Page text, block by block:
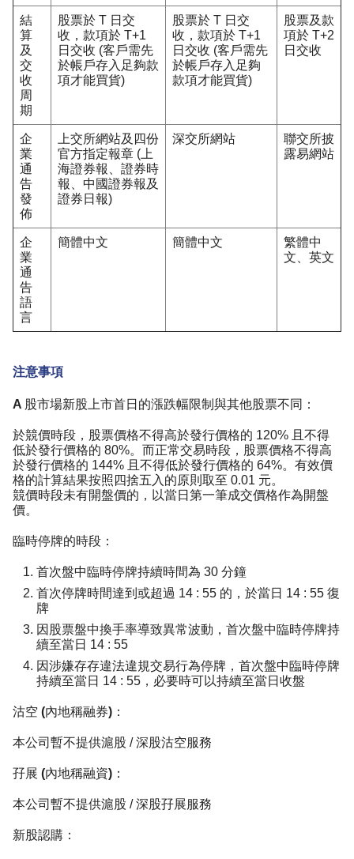
結
算
及
交
收
周
期
股票於 T 日交
收，款項於 T+1
日交收 (客戶需先
於帳戶存入足夠款
項才能買貨)
股票於 T 日交
收，款項於 T+1
日交收 (客戶需先
於帳戶存入足夠
款項才能買貨)
股票及款
項於 T+2
日交收
企
業
通
告
發
佈
上交所網站及四份
官方指定報章 (上
海證券報、證券時
報、中國證券報及
證券日報)
深交所網站
聯交所披
露易網站
企
業
通
告
語
言
簡體中文 簡體中文
繁體中
文、英文
注意事項
A 股市場新股上市首日的漲跌幅限制與其他股票不同：
於競價時段，股票價格不得高於發行價格的 120% 且不得
低於發行價格的 80%。而正常交易時段，股票價格不得高
於發行價格的 144% 且不得低於發行價格的 64%。有效價
格的計算結果按照四捨五入的原則取至 0.01 元。
競價時段未有開盤價的，以當日第一筆成交價格作為開盤
價。
臨時停牌的時段：
首次盤中臨時停牌持續時間為 30 分鐘
首次停牌時間達到或超過 14 : 55 的，於當日 14 : 55 復
牌
因股票盤中換手率導致異常波動，首次盤中臨時停牌持
續至當日 14 : 55
因涉嫌存存違法違規交易行為停牌，首次盤中臨時停牌
持續至當日 14 : 55，必要時可以持續至當日收盤
沽空 (內地稱融券)：
本公司暫不提供滬股 / 深股沽空服務
孖展 (內地稱融資)：
本公司暫不提供滬股 / 深股孖展服務
新股認購：